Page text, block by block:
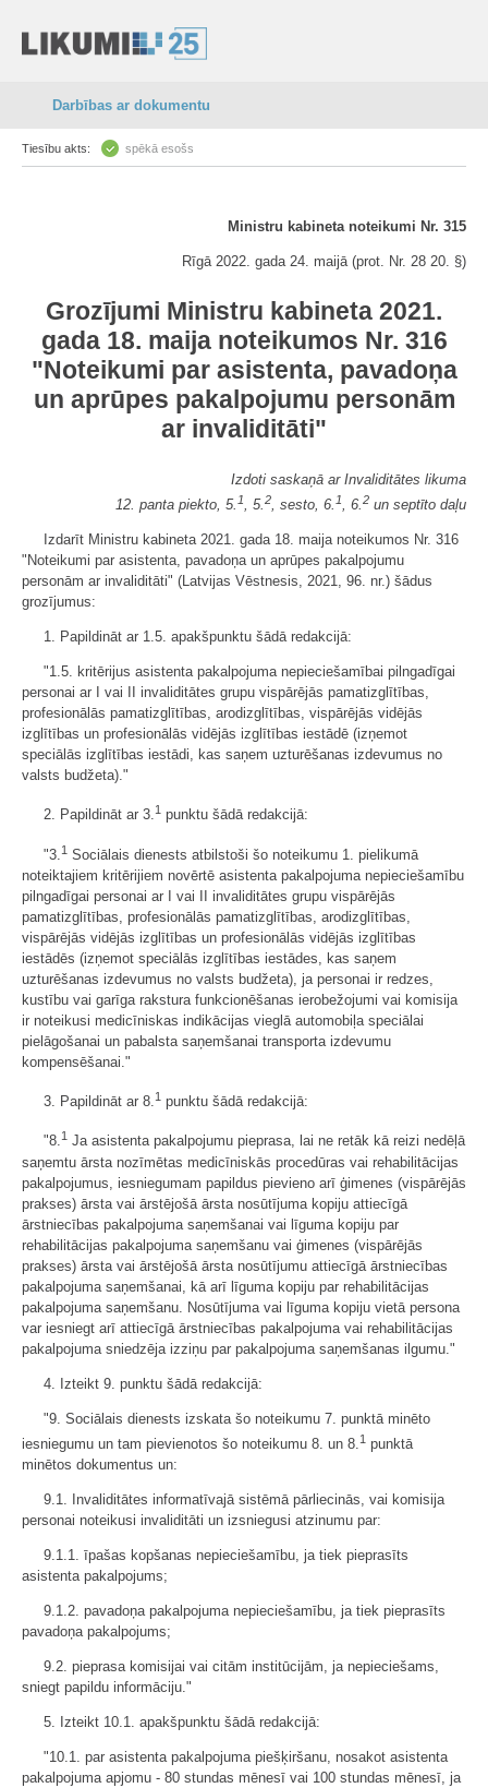
Darbības ar dokumentu
Tiesību akts: spēkā esošs
Ministru kabineta noteikumi Nr. 315
Rīgā 2022. gada 24. maijā (prot. Nr. 28 20. §)
Grozījumi Ministru kabineta 2021.
gada 18. maija noteikumos Nr. 316
"Noteikumi par asistenta, pavadoņa
un aprūpes pakalpojumu personām
ar invaliditāti"
Izdoti saskaņā ar Invaliditātes likuma
12. panta piekto, 5. 1, 5.2, sesto, 6. 1, 6.2 un septīto daļu
Izdarīt Ministru kabineta 2021. gada 18. maija noteikumos Nr. 316
"Noteikumi par asistenta, pavadoņa un aprūpes pakalpojumu
personām ar invaliditāti" (Latvijas Vēstnesis, 2021, 96. nr.) šādus
grozījumus:
1. Papildināt ar 1.5. apakšpunktu šādā redakcijā:
"1.5. kritērijus asistenta pakalpojuma nepieciešamībai pilngadīgai
personai ar I vai II invaliditātes grupu vispārējās pamatizglītības,
profesionālās pamatizglītības, arodizglītības, vispārējās vidējās
izglītības un profesionālās vidējās izglītības iestādē (izņemot
speciālās izglītības iestādi, kas saņem uzturēšanas izdevumus no
valsts budžeta)."
2. Papildināt ar 3.1 punktu šādā redakcijā:
"3. 1 Sociālais dienests atbilstoši šo noteikumu 1. pielikumā
noteiktajiem kritērijiem novērtē asistenta pakalpojuma nepieciešamību
pilngadīgai personai ar I vai II invaliditātes grupu vispārējās
pamatizglītības, profesionālās pamatizglītības, arodizglītības,
vispārējās vidējās izglītības un profesionālās vidējās izglītības
iestādēs (izņemot speciālās izglītības iestādes, kas saņem
uzturēšanas izdevumus no valsts budžeta), ja personai ir redzes,
kustību vai garīga rakstura funkcionēšanas ierobežojumi vai komisija
ir noteikusi medicīniskas indikācijas vieglā automobiļa speciālai
pielāgošanai un pabalsta saņemšanai transporta izdevumu
kompensēšanai."
3. Papildināt ar 8.1 punktu šādā redakcijā:
"8.1 Ja asistenta pakalpojumu pieprasa, lai ne retāk kā reizi nedēļā
saņemtu ārsta nozīmētas medicīniskās procedūras vai rehabilitācijas
pakalpojumus, iesniegumam papildus pievieno arī ģimenes (vispārējās
prakses) ārsta vai ārstējošā ārsta nosūtījuma kopiju attiecīgā
ārstniecības pakalpojuma saņemšanai vai līguma kopiju par
rehabilitācijas pakalpojuma saņemšanu vai ģimenes (vispārējās
prakses) ārsta vai ārstējošā ārsta nosūtījumu attiecīgā ārstniecības
pakalpojuma saņemšanai, kā arī līguma kopiju par rehabilitācijas
pakalpojuma saņemšanu. Nosūtījuma vai līguma kopiju vietā persona
var iesniegt arī attiecīgā ārstniecības pakalpojuma vai rehabilitācijas
pakalpojuma sniedzēja izziņu par pakalpojuma saņemšanas ilgumu."
4. Izteikt 9. punktu šādā redakcijā:
"9. Sociālais dienests izskata šo noteikumu 7. punktā minēto
iesniegumu un tam pievienotos šo noteikumu 8. un 8. 1 punktā
minētos dokumentus un:
9.1. Invaliditātes informatīvajā sistēmā pārliecinās, vai komisija
personai noteikusi invaliditāti un izsniegusi atzinumu par:
9.1.1. īpašas kopšanas nepieciešamību, ja tiek pieprasīts
asistenta pakalpojums;
9.1.2. pavadoņa pakalpojuma nepieciešamību, ja tiek pieprasīts
pavadoņa pakalpojums;
9.2. pieprasa komisijai vai citām institūcijām, ja nepieciešams,
sniegt papildu informāciju."
5. Izteikt 10.1. apakšpunktu šādā redakcijā:
"10.1. par asistenta pakalpojuma piešķiršanu, nosakot asistenta
pakalpojuma apjomu - 80 stundas mēnesī vai 100 stundas mēnesī, ja